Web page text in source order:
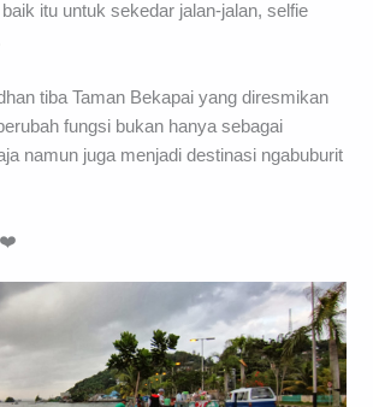
itu untuk sekedar jalan-jalan, selfie
tiba Taman Bekapai yang diresmikan
fungsi bukan hanya sebagai
namun juga menjadi destinasi ngabuburit